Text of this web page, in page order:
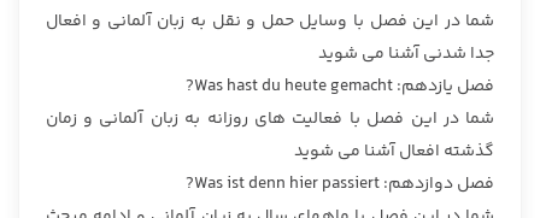
شما در این فصل با وسایل حمل و نقل به زبان آلمانی و افعال
جدا شدنی آشنا می شوید
فصل یازدهم: Was hast du heute gemacht?
شما در این فصل با فعالیت های روزانه به زبان آلمانی و زمان
گذشته افعال آشنا می شوید
فصل دوازدهم: Was ist denn hier passiert?